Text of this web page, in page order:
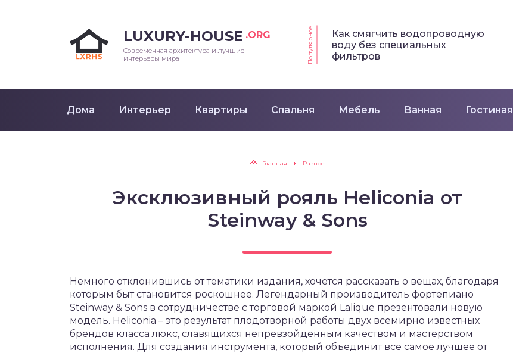
LUXURY-HOUSE .ORG
Современная архитектура и лучшие
интерьеры мира
Популярное
Как смягчить водопроводную
воду без специальных
фильтров
Дома Интерьер Квартиры Спальня Мебель Ванная Гостиная
Главная Разное
Эксклюзивный рояль Heliconia от
Steinway & Sons
Немного отклонившись от тематики издания, хочется рассказать о вещах, благодаря
которым быт становится роскошнее. Легендарный производитель фортепиано
Steinway & Sons в сотрудничестве с торговой маркой Lalique презентовали новую
модель. Heliconia – это результат плодотворной работы двух всемирно известных
брендов класса люкс, славящихся непревзойденным качеством и мастерством
исполнения. Для создания инструмента, который объединит все самое лучшее от